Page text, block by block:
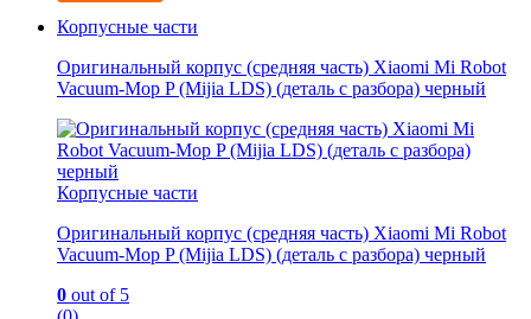
Корпусные части
Оригинальный корпус (средняя часть) Xiaomi Mi Robot
Vacuum-Mop P (Mijia LDS) (деталь с разбора) черный
Корпусные части
Оригинальный корпус (средняя часть) Xiaomi Mi Robot
Vacuum-Mop P (Mijia LDS) (деталь с разбора) черный
0 out of 5